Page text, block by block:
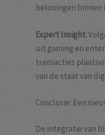
beloningen
Expert Insight:
uit gaming en
transacties
van de staat van
Conclusie: Een
De integratie van